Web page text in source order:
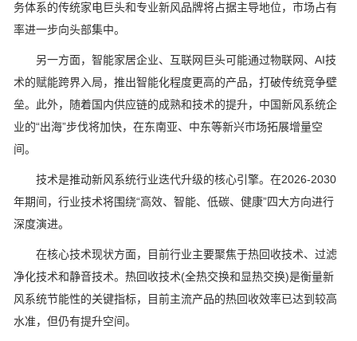
务体系的传统家电巨头和专业新风品牌将占据主导地位，市场占有
率进一步向头部集中。
另一方面，智能家居企业、互联网巨头可能通过物联网、AI技
术的赋能跨界入局，推出智能化程度更高的产品，打破传统竞争壁
垒。此外，随着国内供应链的成熟和技术的提升，中国新风系统企
业的“出海”步伐将加快，在东南亚、中东等新兴市场拓展增量空
间。
技术是推动新风系统行业迭代升级的核心引擎。在2026-2030
年期间，行业技术将围绕“高效、智能、低碳、健康”四大方向进行
深度演进。
在核心技术现状方面，目前行业主要聚焦于热回收技术、过滤
净化技术和静音技术。热回收技术(全热交换和显热交换)是衡量新
风系统节能性的关键指标，目前主流产品的热回收效率已达到较高
水准，但仍有提升空间。